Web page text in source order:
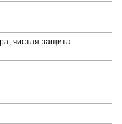
чистая защита